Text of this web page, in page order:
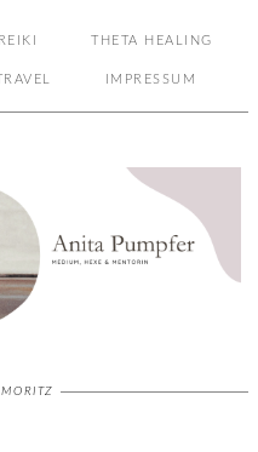
REIKI THETA HEALING
IMPRESSUM
MORITZ